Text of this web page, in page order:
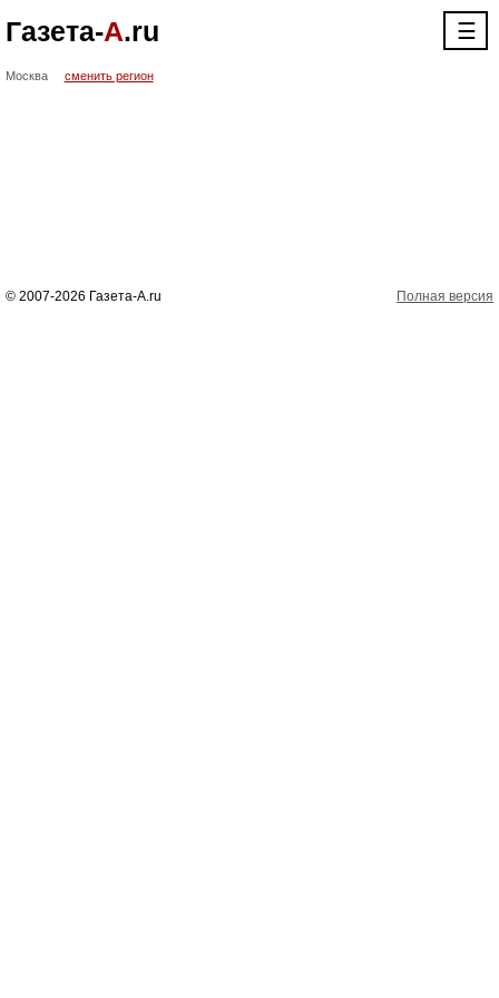
Газета-А.ru ☰
Москва сменить регион
© 2007-2026 Газета-А.ru Полная версия